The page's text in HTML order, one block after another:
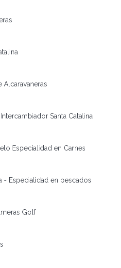
Alcaravaneras
Santa Catalina
Especialidad en Carnes
- Especialidad en pescados
Golf